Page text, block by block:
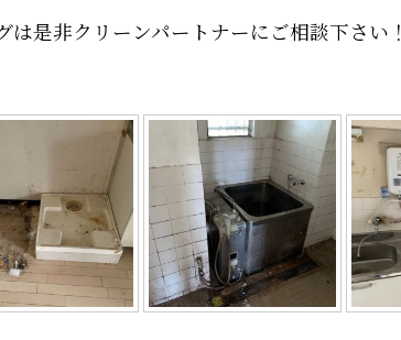
是非クリーンパートナーにご相談下さい！